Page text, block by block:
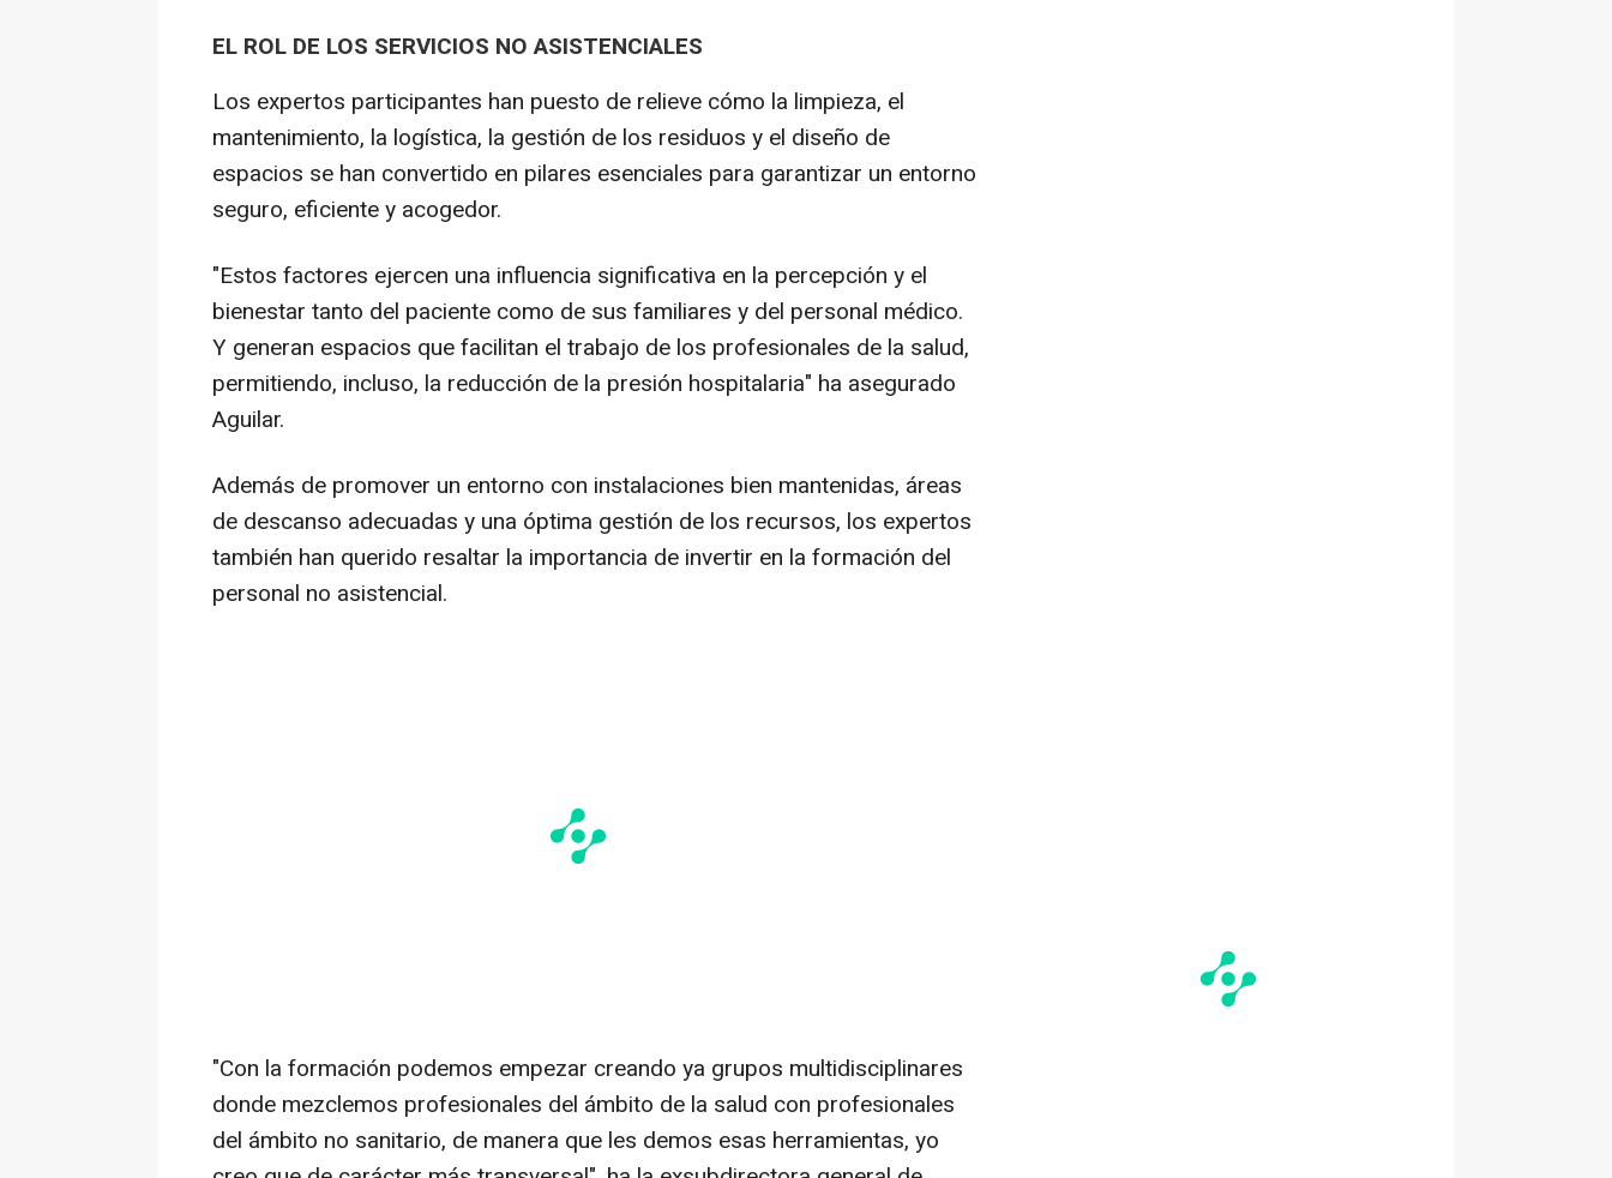
EL ROL DE LOS SERVICIOS NO ASISTENCIALES
Los expertos participantes han puesto de relieve cómo la limpieza, el
mantenimiento, la logística, la gestión de los residuos y el diseño de
espacios se han convertido en pilares esenciales para garantizar un entorno
seguro, eficiente y acogedor.
"Estos factores ejercen una influencia significativa en la percepción y el
bienestar tanto del paciente como de sus familiares y del personal médico.
Y generan espacios que facilitan el trabajo de los profesionales de la salud,
permitiendo, incluso, la reducción de la presión hospitalaria" ha asegurado
Aguilar.
Además de promover un entorno con instalaciones bien mantenidas, áreas
de descanso adecuadas y una óptima gestión de los recursos, los expertos
también han querido resaltar la importancia de invertir en la formación del
personal no asistencial.
"Con la formación podemos empezar creando ya grupos multidisciplinares
donde mezclemos profesionales del ámbito de la salud con profesionales
del ámbito no sanitario, de manera que les demos esas herramientas, yo